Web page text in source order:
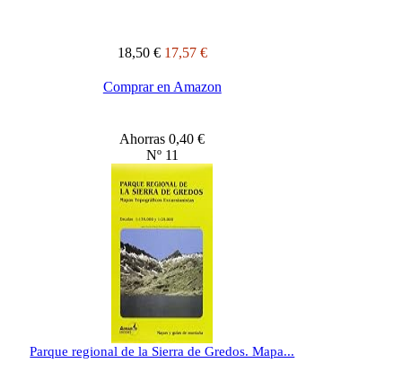
18,50 € 17,57 €
Comprar en Amazon
Ahorras 0,40 €
Nº 11
Parque regional de la Sierra de Gredos. Mapa...